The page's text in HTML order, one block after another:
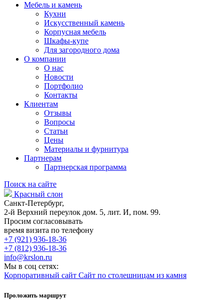
Мебель и камень
Кухни
Искусственный камень
Корпусная мебель
Шкафы-купе
Для загородного дома
О компании
О нас
Новости
Портфолио
Контакты
Клиентам
Отзывы
Вопросы
Статьи
Цены
Материалы и фурнитура
Партнерам
Партнерская программа
Поиск на сайте
Красный слон
Санкт-Петербург,
2-й Верхний переулок дом. 5, лит. И, пом. 99.
Просим согласовывать
время визита по телефону
+7 (921) 936-18-36
+7 (812) 936-18-36
info@krslon.ru
Мы в соц сетях:
Корпоративный сайт Сайт по столешницам из камня
Проложить маршрут